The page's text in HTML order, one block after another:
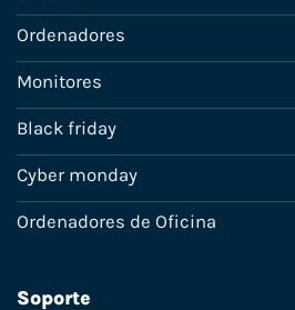
Ordenadores
Monitores
Black friday
Cyber monday
Ordenadores de Oficina
Soporte